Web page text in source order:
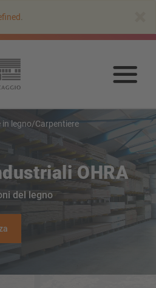
Vai
legno/Carpentiere
OHRA
del legno